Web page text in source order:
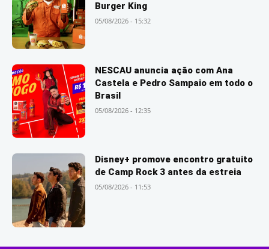
Burger King
05/08/2026 - 15:32
NESCAU anuncia ação com Ana
Castela e Pedro Sampaio em todo o
Brasil
05/08/2026 - 12:35
Disney+ promove encontro gratuito
de Camp Rock 3 antes da estreia
05/08/2026 - 11:53